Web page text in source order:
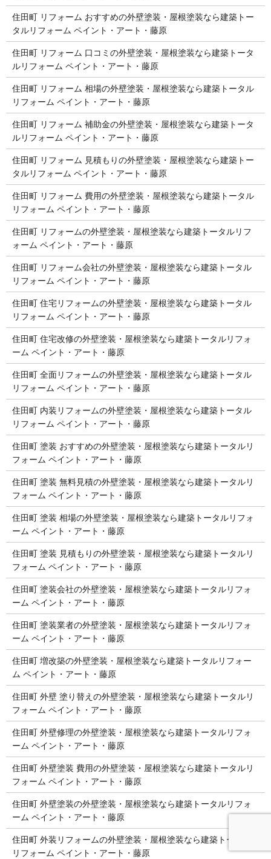
住田町 リフォーム おすすめの外壁塗装・屋根塗装なら建築トー
タルリフォーム ペイント・アート・藤原
住田町 リフォーム 口コミの外壁塗装・屋根塗装なら建築トータ
ルリフォーム ペイント・アート・藤原
住田町 リフォーム 相場の外壁塗装・屋根塗装なら建築トータル
リフォーム ペイント・アート・藤原
住田町 リフォーム 補助金の外壁塗装・屋根塗装なら建築トータ
ルリフォーム ペイント・アート・藤原
住田町 リフォーム 見積もりの外壁塗装・屋根塗装なら建築トー
タルリフォーム ペイント・アート・藤原
住田町 リフォーム 費用の外壁塗装・屋根塗装なら建築トータル
リフォーム ペイント・アート・藤原
住田町 リフォームの外壁塗装・屋根塗装なら建築トータルリフ
ォーム ペイント・アート・藤原
住田町 リフォーム会社の外壁塗装・屋根塗装なら建築トータル
リフォーム ペイント・アート・藤原
住田町 住宅リフォームの外壁塗装・屋根塗装なら建築トータル
リフォーム ペイント・アート・藤原
住田町 住宅改修の外壁塗装・屋根塗装なら建築トータルリフォ
ーム ペイント・アート・藤原
住田町 全面リフォームの外壁塗装・屋根塗装なら建築トータル
リフォーム ペイント・アート・藤原
住田町 内装リフォームの外壁塗装・屋根塗装なら建築トータル
リフォーム ペイント・アート・藤原
住田町 塗装 おすすめの外壁塗装・屋根塗装なら建築トータルリ
フォーム ペイント・アート・藤原
住田町 塗装 無料見積の外壁塗装・屋根塗装なら建築トータルリ
フォーム ペイント・アート・藤原
住田町 塗装 相場の外壁塗装・屋根塗装なら建築トータルリフォ
ーム ペイント・アート・藤原
住田町 塗装 見積もりの外壁塗装・屋根塗装なら建築トータルリ
フォーム ペイント・アート・藤原
住田町 塗装会社の外壁塗装・屋根塗装なら建築トータルリフォ
ーム ペイント・アート・藤原
住田町 塗装業者の外壁塗装・屋根塗装なら建築トータルリフォ
ーム ペイント・アート・藤原
住田町 増改築の外壁塗装・屋根塗装なら建築トータルリフォー
ム ペイント・アート・藤原
住田町 外壁 塗り替えの外壁塗装・屋根塗装なら建築トータルリ
フォーム ペイント・アート・藤原
住田町 外壁修理の外壁塗装・屋根塗装なら建築トータルリフォ
ーム ペイント・アート・藤原
住田町 外壁塗装 費用の外壁塗装・屋根塗装なら建築トータルリ
フォーム ペイント・アート・藤原
住田町 外壁塗装の外壁塗装・屋根塗装なら建築トータルリフォ
ーム ペイント・アート・藤原
住田町 外装リフォームの外壁塗装・屋根塗装なら建築トータル
リフォーム ペイント・アート・藤原